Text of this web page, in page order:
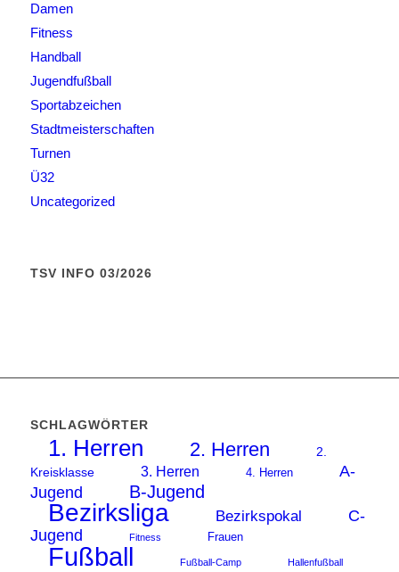
Damen
Fitness
Handball
Jugendfußball
Sportabzeichen
Stadtmeisterschaften
Turnen
Ü32
Uncategorized
TSV INFO 03/2026
SCHLAGWÖRTER
1. Herren 2. Herren
2.
Kreisklasse
3. Herren 4. Herren
A-
Jugend
B-Jugend
Bezirksliga Bezirkspokal
C-
Jugend
Fitness Frauen
Fußball Fußball-Camp
Hallenfußball